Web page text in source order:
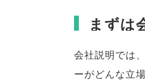
まずは
会社説明では、
ーがどんな立